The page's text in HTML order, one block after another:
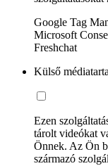
Google Tag
Microsoft
Freshchat
Külső
Ezen
tárolt videókat
Önnek. Az Ön
származó